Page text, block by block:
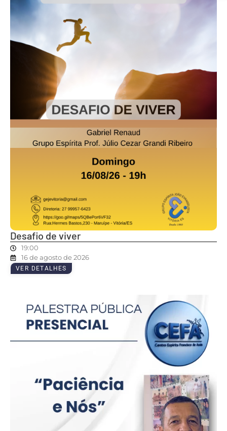
Desafio de viver
19:00
16 de agosto de 2026
VER DETALHES